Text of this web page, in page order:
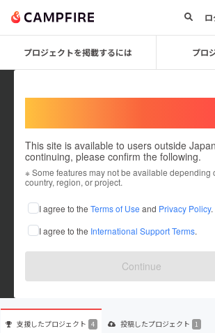
プロジェクトを掲載するには プロ
This site is available to users outside
continuing, please confirm the following.
※ Some features may not be available depending
country, region, or project.
I agree to the Terms of Use and Privacy Policy.
I agree to the International Support Terms.
Continue
00030d4f5094
これまでに4回支援して1件のプロジェクトを投
在住国：日本 現在地：未設定
出身国：日本 出身地：未設定
支援したプロジェクト 4 投稿したプロジェクト 1